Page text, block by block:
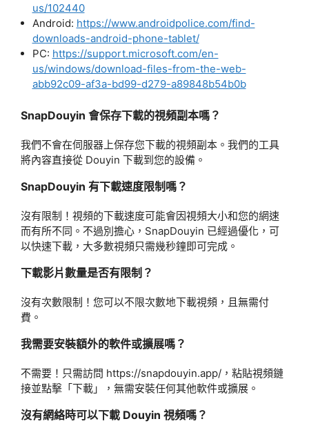
us/102440
Android: https://www.androidpolice.com/find-
downloads-android-phone-tablet/
PC: https://support.microsoft.com/en-
us/windows/download-files-from-the-web-
abb92c09-af3a-bd99-d279-a89848b54b0b
SnapDouyin 會保存下載的視頻副本嗎？
我們不會在伺服器上保存您下載的視頻副本。我們的工具
將內容直接從 Douyin 下載到您的設備。
SnapDouyin 有下載速度限制嗎？
沒有限制！視頻的下載速度可能會因視頻大小和您的網速
而有所不同。不過別擔心，SnapDouyin 已經過優化，可
以快速下載，大多數視頻只需幾秒鐘即可完成。
下載影片數量是否有限制？
沒有次數限制！您可以不限次數地下載視頻，且無需付
費。
我需要安裝額外的軟件或擴展嗎？
不需要！只需訪問 https://snapdouyin.app/，粘貼視頻鏈
接並點擊「下載」，無需安裝任何其他軟件或擴展。
沒有網絡時可以下載 Douyin 視頻嗎？